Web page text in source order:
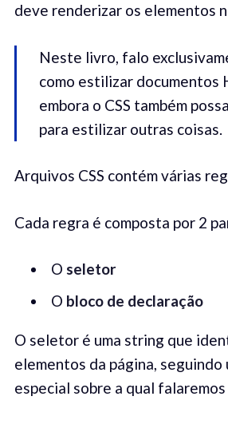
deve renderizar os elementos
Neste livro, falo
como estilizar documentos
embora o CSS também
para estilizar outras coisas.
Arquivos CSS contém várias
Cada regra é composta por 2
O seletor
O bloco de declaração
O seletor é uma string que
elementos da página, seguindo
especial sobre a qual